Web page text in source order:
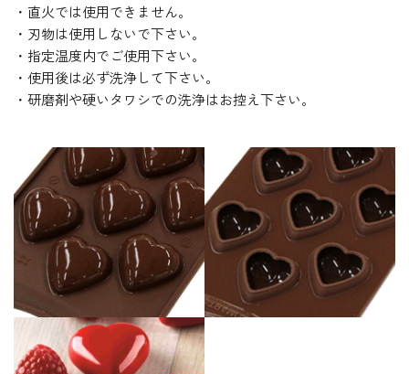
・直火では使用できません。
・刃物は使用しないで下さい。
・指定温度内でご使用下さい。
・使用後は必ず洗浄して下さい。
・研磨剤や硬いタワシでの洗浄はお控え下さい。